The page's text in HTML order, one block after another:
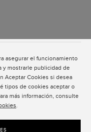
asegurar el funcionamiento
y mostrarle publicidad de
Aceptar Cookies si desea
tipos de cookies aceptar o
más información, consulte
.